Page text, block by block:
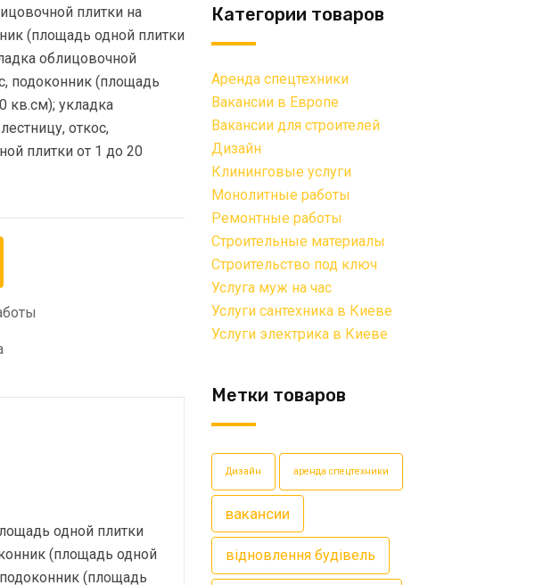
плитки на
(площадь одной плитки
облицовочной
подоконник (площадь
кв.см); укладка
откос,
плитки от 1 до 20
одной плитки
(площадь одной
(площадь
Категории товаров
Аренда спецтехники
Вакансии в Европе
Вакансии для строителей
Дизайн
Клининговые услуги
Монолитные работы
Ремонтные работы
Строительные материалы
Строительство под ключ
Услуга муж на час
Услуги сантехника в Киеве
Услуги электрика в Киеве
Метки товаров
Дизайн аренда спецтехники
вакансии
відновлення будівель